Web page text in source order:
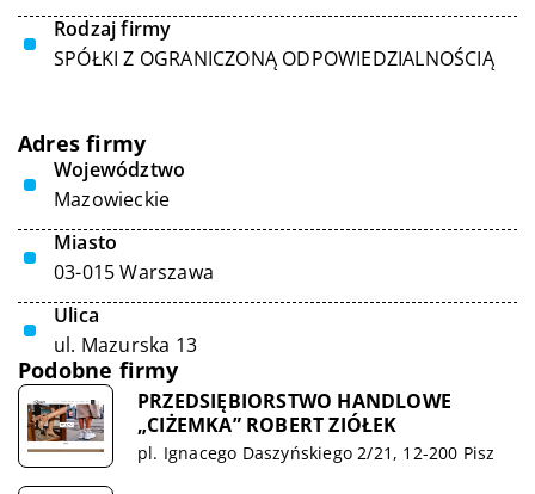
Rodzaj firmy
SPÓŁKI Z OGRANICZONĄ ODPOWIEDZIALNOŚCIĄ
Adres firmy
Województwo
Mazowieckie
Miasto
03-015 Warszawa
Ulica
ul. Mazurska 13
Podobne firmy
PRZEDSIĘBIORSTWO HANDLOWE
„CIŻEMKA” ROBERT ZIÓŁEK
pl. Ignacego Daszyńskiego 2/21, 12-200 Pisz